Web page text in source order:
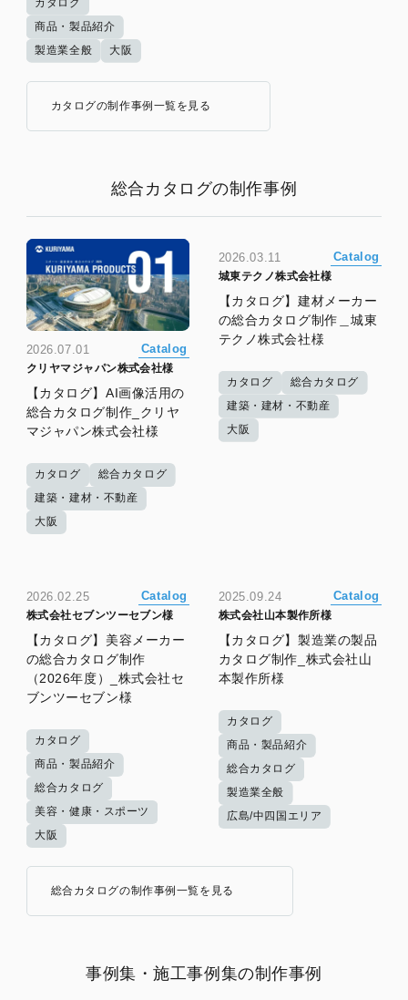
カタログ
商品・製品紹介
製造業全般
大阪
カタログの制作事例一覧を見る
総合カタログの制作事例
2026.07.01 Catalog
クリヤマジャパン株式会社様
【カタログ】AI画像活用の
総合カタログ制作_クリヤ
マジャパン株式会社様
カタログ
総合カタログ
建築・建材・不動産
大阪
2026.03.11 Catalog
城東テクノ株式会社様
【カタログ】建材メーカー
の総合カタログ制作＿城東
テクノ株式会社様
カタログ
総合カタログ
建築・建材・不動産
大阪
2026.02.25 Catalog
株式会社セブンツーセブン様
【カタログ】美容メーカー
の総合カタログ制作
（2026年度）_株式会社セ
ブンツーセブン様
カタログ
商品・製品紹介
総合カタログ
美容・健康・スポーツ
大阪
2025.09.24 Catalog
株式会社山本製作所様
【カタログ】製造業の製品
カタログ制作_株式会社山
本製作所様
カタログ
商品・製品紹介
総合カタログ
製造業全般
広島/中四国エリア
総合カタログの制作事例一覧を見る
事例集・施工事例集の制作事例